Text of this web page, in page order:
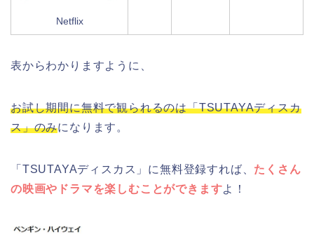
Netflix
表からわかりますように、
お試し期間に無料で観られるのは「TSUTAYAディスカ
ス」のみになります。
「TSUTAYAディスカス」に無料登録すれば、 たくさん
の映画やドラマを楽しむことができますよ！